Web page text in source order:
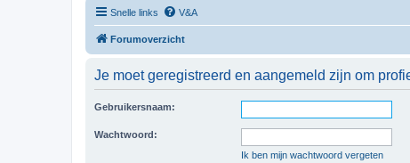
Snelle links V&A
Forumoverzicht
Je moet geregistreerd en aangemeld zijn om
Gebruikersnaam:
Wachtwoord:
Ik ben mijn wachtwoord vergeten